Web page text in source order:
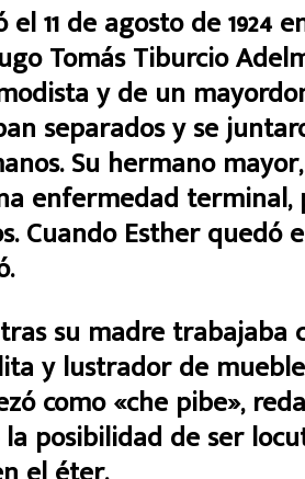
el 11 de agosto de
Tomás Tiburcio
y de un
separados y se
Su hermano
enfermedad terminal,
Cuando Esther quedó
su madre trabajaba
y lustrador de
como «che pibe»,
posibilidad de ser